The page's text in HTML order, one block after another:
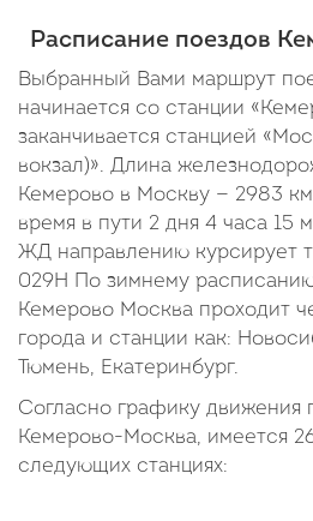
Расписание поездов
Выбранный Вами маршрут
начинается со станции
заканчивается станцией
вокзал)». Длина
Кемерово в Москву — 2983
время в пути 2 дня 4 часа 15
ЖД направлению курсирует
029Н По зимнему
Кемерово Москва проходит
города и станции как:
Тюмень, Екатеринбург.
Согласно графику движения
Кемерово-Москва, имеется
следующих станциях: